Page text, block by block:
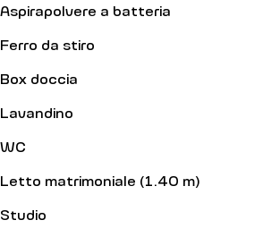
Aspirapolvere a batteria
Ferro da stiro
Box doccia
Lavandino
WC
Letto matrimoniale (1.40 m)
Studio